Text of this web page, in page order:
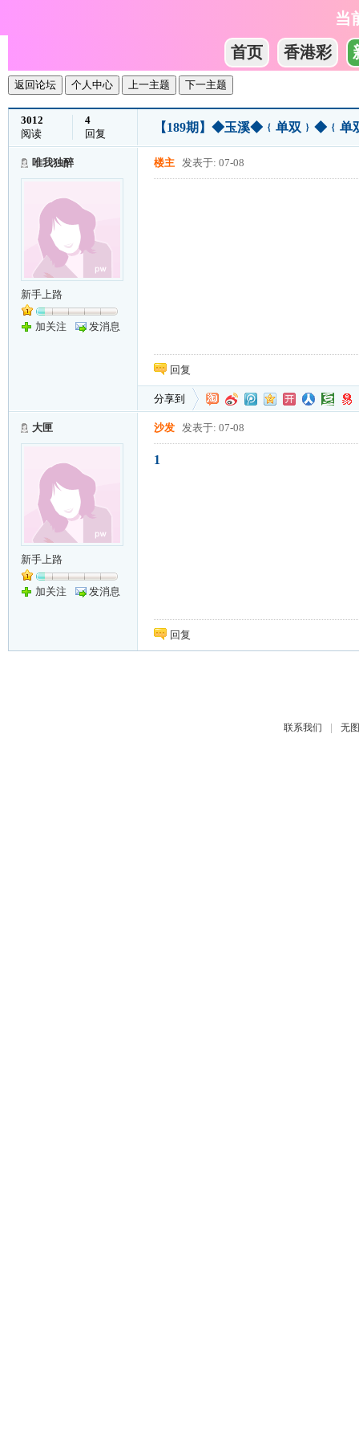
当
首页
香港彩
返回论坛 个人中心 上一主题 下一主题
3012
阅读
4
回复
【189期】◆玉溪◆﹛单双﹜◆﹛单
唯我独醉
新手上路
加关注 发消息
楼主 发表于: 07-08
回复
分享到
大匣
新手上路
加关注 发消息
沙发 发表于: 07-08
1
回复
联系我们 | 无